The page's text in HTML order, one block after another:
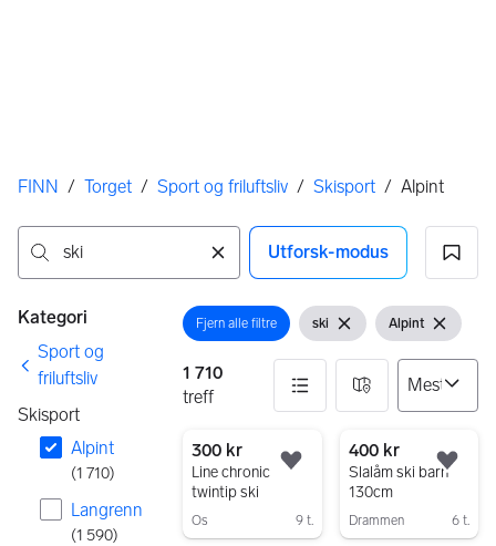
Her er du
FINN / Torget / Sport og friluftsliv / Skisport / Alpint
Utforsk-modus
Filtre
Kategori
Sport og
friluftsliv
Skisport
Alpint
(1 710)
Langrenn
(1 590)
Åpne filter
Fjern alle filtre Åpne filter
ski Fjern søkeord
Vis filter
Alpint Fjern
1 710
treff
1710 resultater
300 kr
Line chronic
twintip ski
Os 9 t.
Legg til som favoritt.
400 kr
Slalåm ski barn
130cm
Drammen 6 t.